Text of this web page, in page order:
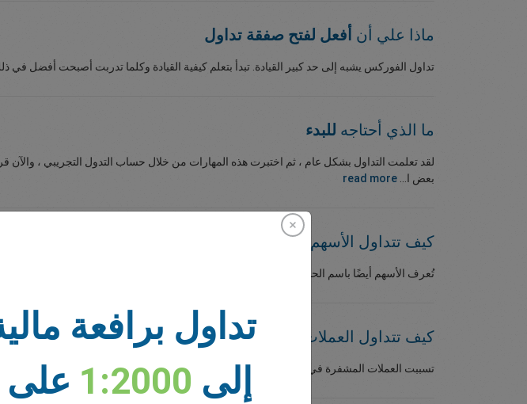
ماذا علي أن أفعل لفتح صفقة تداول
تداول الفوركس يشبه إلى حد كبير القيادة. تبدأ بتعلم كيفية القيادة وكلما تدربت أصبحت أفضل في
ما الذي أحتاجه للبدء
لقد تعلمت التداول بشكل عام ، ثم اختبرت هذه المهارات من خلال حساب التدول التجريبي ،
بعض ا... read more
كيف تتداول الأسهم
تُعرف الأسهم أيضًا باسم الحصص، وتمنحك ملكية جزئية لشركات راسخة وسليمة ماليًا. للأسهم
كيف تتداول العملات المشفرة
تسببت العملات المشفرة في تعطل عالم المال في بداية تقديمها. فهي رقمية بالكامل، بعضها لا
تداول برافعة
إلى 1:2000 على MT5.